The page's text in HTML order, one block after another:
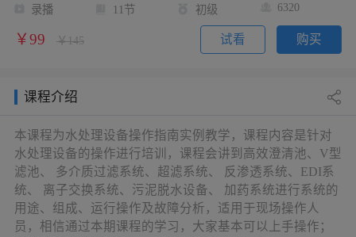
录播 11节 初级 6320
￥99 ￥145 购买
试看
课程介绍
本课程为水处理设备操作指南实例教学，课程内容是针对
水处理设备的操作进行培训，课程会讲到高效澄清池、V型
滤池、 多介质过滤系统、超滤系统、 反渗透系统、EDI系
统、 离子交换系统、污泥脱水设备、 加药系统进行系统的
用途、组成、运行操作及故障分析，适用于现场操作人
员，相信通过本期课程的学习，大家基本可以上手操作；